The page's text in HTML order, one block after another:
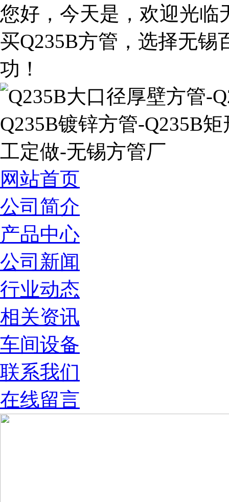
您好，今天是 ，欢迎光
买Q235B方管，选择无
功！
网站首页
公司简介
产品中心
公司新闻
行业动态
相关资讯
车间设备
联系我们
在线留言